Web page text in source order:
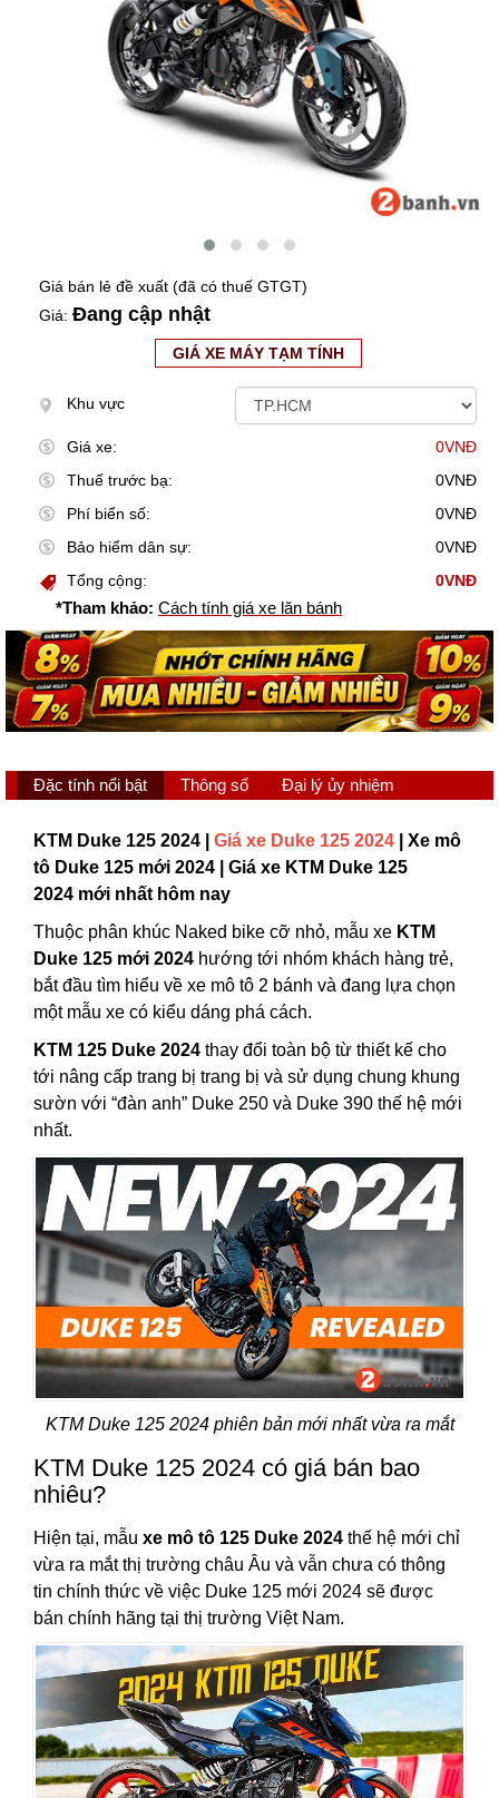
Giá bán lẻ đề xuất (đã có thuế GTGT)
Giá: Đang cập nhật
GIÁ XE MÁY TẠM TÍNH
Khu vực
Giá xe:
0VNĐ
Thuế trước bạ:
0VNĐ
Phí biển số:
0VNĐ
Bảo hiểm dân sự:
0VNĐ
Tổng cộng:
0VNĐ
*Tham khảo: Cách tính giá xe lăn bánh
Đặc tính nổi bật Thông số Đại lý ủy nhiệm
KTM Duke 125 2024 | Giá xe Duke 125 2024 | Xe mô
tô Duke 125 mới 2024 | Giá xe KTM Duke 125
2024 mới nhất hôm nay
Thuộc phân khúc Naked bike cỡ nhỏ, mẫu xe KTM
Duke 125 mới 2024 hướng tới nhóm khách hàng trẻ,
bắt đầu tìm hiểu về xe mô tô 2 bánh và đang lựa chọn
một mẫu xe có kiểu dáng phá cách.
KTM 125 Duke 2024 thay đổi toàn bộ từ thiết kế cho
tới nâng cấp trang bị trang bị và sử dụng chung khung
sườn với “đàn anh” Duke 250 và Duke 390 thế hệ mới
nhất.
KTM Duke 125 2024 phiên bản mới nhất vừa ra mắt
KTM Duke 125 2024 có giá bán bao
nhiêu?
Hiện tại, mẫu xe mô tô 125 Duke 2024 thế hệ mới chỉ
vừa ra mắt thị trường châu Âu và vẫn chưa có thông
tin chính thức về việc Duke 125 mới 2024 sẽ được
bán chính hãng tại thị trường Việt Nam.